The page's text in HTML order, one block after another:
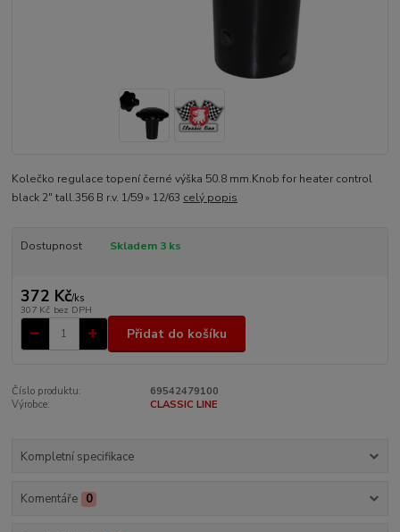
Kolečko regulace topení černé výška 50.8 mm.Knob for heater control
black 2" tall.356 B r.v. 1/59 » 12/63 celý popis
Dostupnost Skladem 3 ks
372 Kč/ks
307 Kč bez DPH
Přidat do košíku
Číslo produktu:
69542479100
Výrobce:
CLASSIC LINE
Kompletní specifikace
Komentáře 0